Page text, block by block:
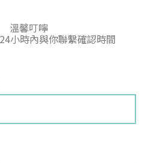
溫馨叮嚀
小時內與你聯繫確認時間